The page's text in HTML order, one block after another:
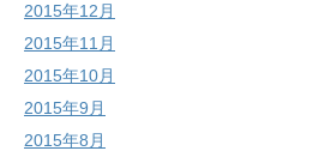
2015年12月
2015年11月
2015年10月
2015年9月
2015年8月